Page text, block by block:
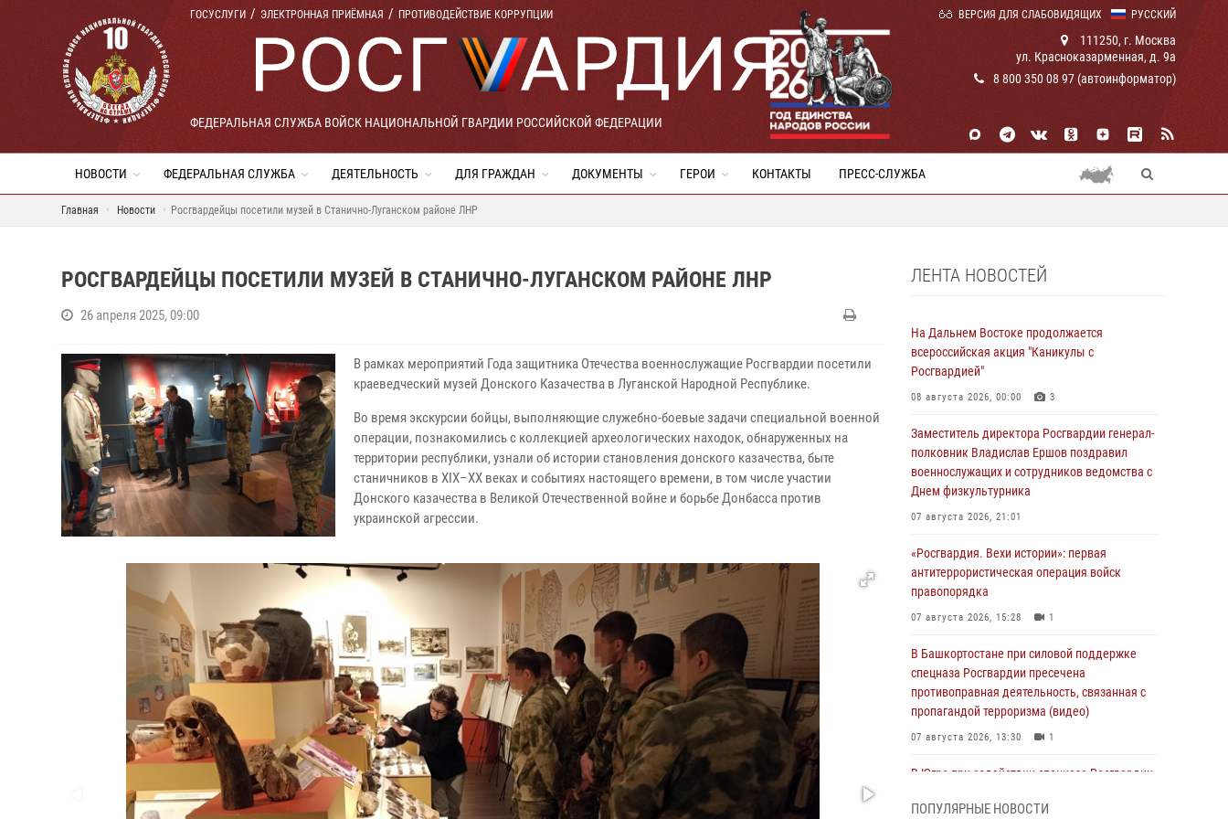
РУССКИЙ
ГОСУСЛУГИ ЭЛЕКТРОННАЯ ПРИЁМНАЯ ПРОТИВОДЕЙСТВИЕ КОРРУПЦИИ ВЕРСИЯ ДЛЯ СЛАБОВИДЯЩИХ
ФЕДЕРАЛЬНАЯ СЛУЖБА ВОЙСК НАЦИОНАЛЬНОЙ ГВАРДИИ РОССИЙСКОЙ ФЕДЕРАЦИИ
111250, г. Москва
ул. Красноказарменная, д. 9а
8 800 350 08 97 (автоинформатор)
НОВОСТИ ФЕДЕРАЛЬНАЯ СЛУЖБА ДЕЯТЕЛЬНОСТЬ ДЛЯ ГРАЖДАН ДОКУМЕНТЫ ГЕРОИ КОНТАКТЫ ПРЕСС-СЛУЖБА
Главная Новости Росгвардейцы посетили музей в Станично-Луганском районе ЛНР
РОСГВАРДЕЙЦЫ ПОСЕТИЛИ МУЗЕЙ В СТАНИЧНО-ЛУГАНСКОМ РАЙОНЕ ЛНР
26 апреля 2025, 09:00
В рамках мероприятий Года защитника Отечества военнослужащие Росгвардии посетили
краеведческий музей Донского Казачества в Луганской Народной Республике.
Во время экскурсии бойцы, выполняющие служебно-боевые задачи специальной военной
операции, познакомились с коллекцией археологических находок, обнаруженных на
территории республики, узнали об истории становления донского казачества, быте
станичников в XIX–XX веках и событиях настоящего времени, в том числе участии
Донского казачества в Великой Отечественной войне и борьбе Донбасса против
украинской агрессии.
ЛЕНТА НОВОСТЕЙ
На Дальнем Востоке продолжается
всероссийская акция "Каникулы с
Росгвардией"
08 августа 2026, 00:00 3
Заместитель директора Росгвардии генерал-
полковник Владислав Ершов поздравил
военнослужащих и сотрудников ведомства с
Днем физкультурника
07 августа 2026, 21:01
«Росгвардия. Вехи истории»: первая
антитеррористическая операция войск
правопорядка
07 августа 2026, 15:28 1
В Башкортостане при силовой поддержке
спецназа Росгвардии пресечена
противоправная деятельность, связанная с
пропагандой терроризма (видео)
07 августа 2026, 13:30 1
В Югре при содействии спецназа Росгвардии
миграционного законодательства
ПОПУЛЯРНЫЕ НОВОСТИ